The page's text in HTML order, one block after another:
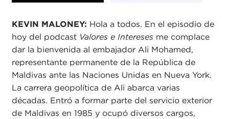
KEVIN MALONEY: Hola a todos. En el episodio de
hoy del podcast Valores e Intereses me complace
dar la bienvenida al embajador Ali Mohamed,
representante permanente de la República de
Maldivas ante las Naciones Unidas en Nueva York.
La carrera geopolítica de Ali abarca varias
décadas. Entró a formar parte del servicio exterior
de Maldivas en 1985 y ocupó diversos cargos,